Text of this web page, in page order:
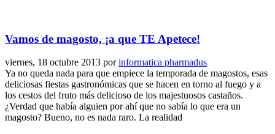
Vamos de magosto, ¡a que TE Apetece!
viernes, 18 octubre 2013 porinformatica pharmadus
Ya no queda nada para que empiece la temporada de magostos, esas
deliciosas fiestas gastronómicas que se hacen en torno al fuego y a
los cestos del fruto más delicioso de los majestuosos castaños.
¿Verdad que había alguien por ahí que no sabía lo que era un
magosto? Bueno, no es nada raro. La realidad